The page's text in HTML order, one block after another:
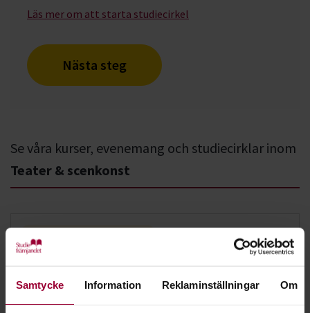
Samtycke Information Reklaminställningar Om
Läs mer om att starta studiecirkel
Nästa steg
Se våra kurser, evenemang och studiecirklar inom
Teater & scenkonst
Dans, teater och scenkonst:
Alsters Hemlighet
Karlstad 2026-08-07